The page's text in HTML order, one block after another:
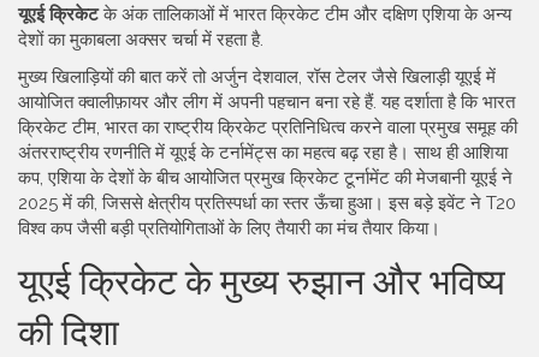
यूएई क्रिकेटके अंक तालिकाओं में भारत क्रिकेट टीम और दक्षिण एशिया के अन्य
देशों का मुकाबला अक्सर चर्चा में रहता है.
मुख्य खिलाड़ियों की बात करें तो अर्जुन देशवाल, रॉस टेलर जैसे खिलाड़ी यूएई में
आयोजित क्वालीफ़ायर और लीग में अपनी पहचान बना रहे हैं. यह दर्शाता है किभारत
क्रिकेट टीम, भारत का राष्ट्रीय क्रिकेट प्रतिनिधित्व करने वाला प्रमुख समूहकी
अंतरराष्ट्रीय रणनीति में यूएई के टर्नामेंट्स का महत्व बढ़ रहा है। साथ हीआशिया
कप,एशिया के देशों के बीच आयोजित प्रमुख क्रिकेट टूर्नामेंटकी मेजबानी यूएई ने
2025 में की, जिससे क्षेत्रीय प्रतिस्पर्धा का स्तर ऊँचा हुआ। इस बड़े इवेंट ने T20
विश्व कप जैसी बड़ी प्रतियोगिताओं के लिए तैयारी का मंच तैयार किया।
यूएई क्रिकेट के मुख्य रुझान और भविष्य
की दिशा